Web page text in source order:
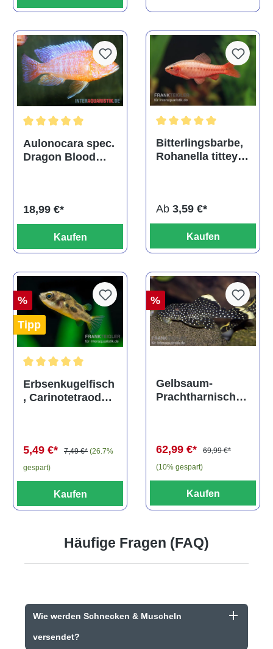
Durchschnittliche Bewertung von 5 von 5 Sternen
Aulonocara spec.
Dragon Blood
18,99 €*
Kaufen
Bitterlingsbarbe,
Rohanella titteya,
Ab 3,59 €*
Kaufen
%
Tipp
Durchschnittliche Bewertung von 5 von 5 Sternen
Erbsenkugelfisch
, Carinotetraodon
5,49 €* 7,49 €* (26.7%
gespart)
Kaufen
%
Gelbsaum-
Prachtharnischw
62,99 €*
69,99 €*
(10% gespart)
Kaufen
Häufige Fragen (FAQ)
Wie werden Schnecken & Muscheln
versendet?